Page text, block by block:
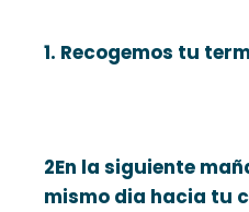
1. Recogemos tu
2En la siguiente
mismo dia hacia tu